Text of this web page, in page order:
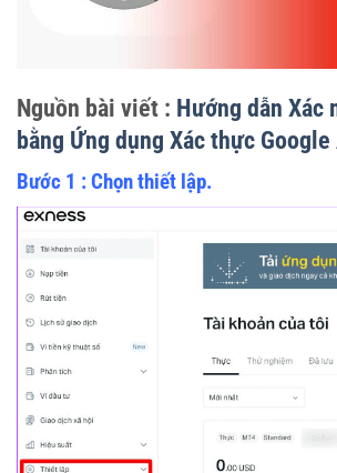
Nguồn bài viết : Hướng dẫn Xác
bằng Ứng dụng Xác thực
Bước 1 : Chọn thiết lập.